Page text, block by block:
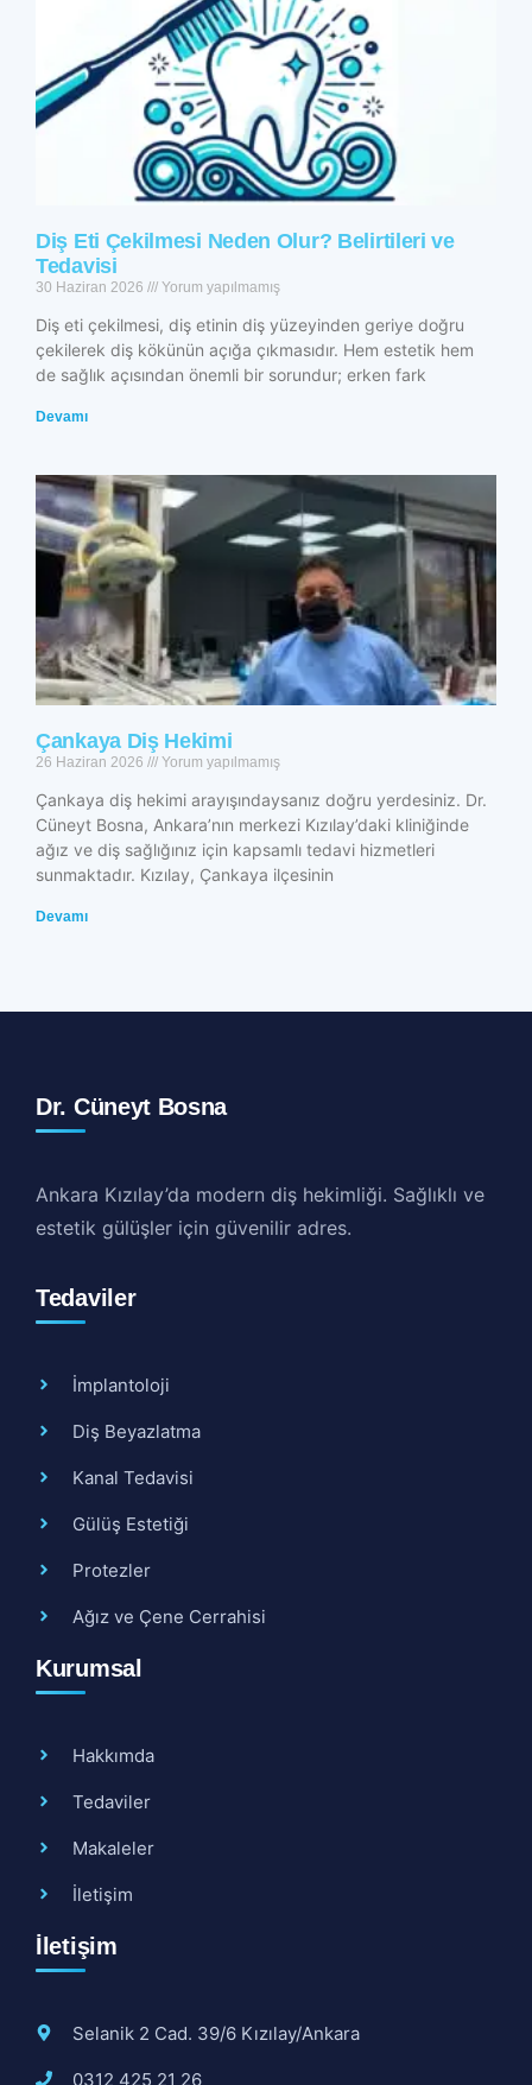
Diş Eti Çekilmesi Neden Olur? Belirtileri ve
Tedavisi
30 Haziran 2026 Yorum yapılmamış
Diş eti çekilmesi, diş etinin diş yüzeyinden geriye doğru
çekilerek diş kökünün açığa çıkmasıdır. Hem estetik hem
de sağlık açısından önemli bir sorundur; erken fark
Devamı
Çankaya Diş Hekimi
26 Haziran 2026 Yorum yapılmamış
Çankaya diş hekimi arayışındaysanız doğru yerdesiniz. Dr.
Cüneyt Bosna, Ankara’nın merkezi Kızılay’daki kliniğinde
ağız ve diş sağlığınız için kapsamlı tedavi hizmetleri
sunmaktadır. Kızılay, Çankaya ilçesinin
Devamı
Dr. Cüneyt Bosna
Ankara Kızılay’da modern diş hekimliği. Sağlıklı ve
estetik gülüşler için güvenilir adres.
Tedaviler
İmplantoloji
Diş Beyazlatma
Kanal Tedavisi
Gülüş Estetiği
Protezler
Ağız ve Çene Cerrahisi
Kurumsal
Hakkımda
Tedaviler
Makaleler
İletişim
İletişim
Selanik 2 Cad. 39/6 Kızılay/Ankara
0312 425 21 26